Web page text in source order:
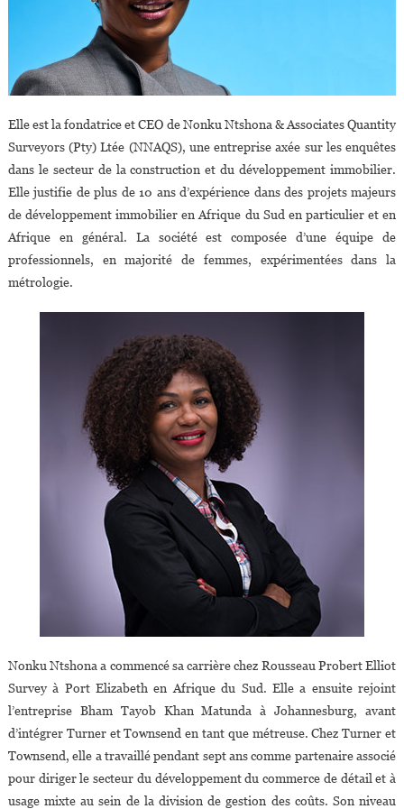
Elle est la fondatrice et CEO de Nonku Ntshona & Associates Quantity
Surveyors (Pty) Ltée (NNAQS), une entreprise axée sur les enquêtes
dans le secteur de la construction et du développement immobilier.
Elle justifie de plus de 10 ans d’expérience dans des projets majeurs
de développement immobilier en Afrique du Sud en particulier et en
Afrique en général. La société est composée d’une équipe de
professionnels, en majorité de femmes, expérimentées dans la
métrologie.
Nonku Ntshona a commencé sa carrière chez Rousseau Probert Elliot
Survey à Port Elizabeth en Afrique du Sud. Elle a ensuite rejoint
l’entreprise Bham Tayob Khan Matunda à Johannesburg, avant
d’intégrer Turner et Townsend en tant que métreuse. Chez Turner et
Townsend, elle a travaillé pendant sept ans comme partenaire associé
pour diriger le secteur du développement du commerce de détail et à
usage mixte au sein de la division de gestion des coûts. Son niveau